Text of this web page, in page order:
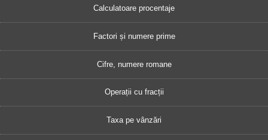
Calculatoare procentaje
Factori și numere prime
Cifre, numere romane
Operații cu fracții
Taxa pe vânzări